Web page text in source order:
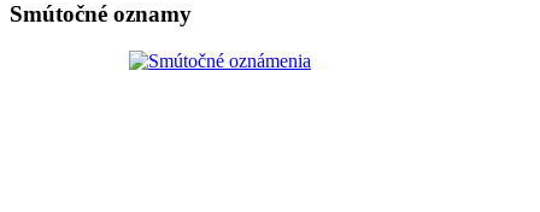
Smútočné oznamy